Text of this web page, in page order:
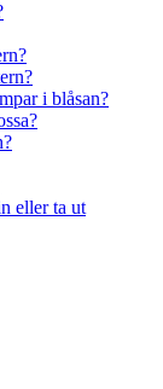
i blåsan?
eller ta ut